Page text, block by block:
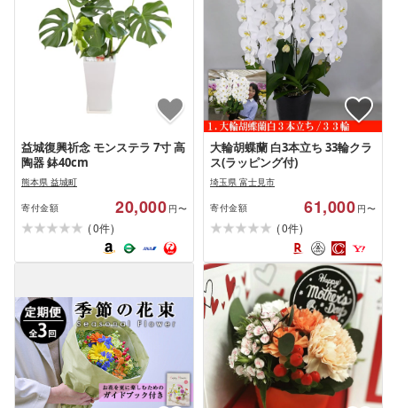
益城復興祈念 モンステラ 7寸 高
陶器 鉢40cm
熊本県 益城町
寄付金額 20,000 円〜
(0件)
大輪胡蝶蘭 白3本立ち 33輪クラ
ス(ラッピング付)
埼玉県 富士見市
寄付金額 61,000 円〜
(0件)